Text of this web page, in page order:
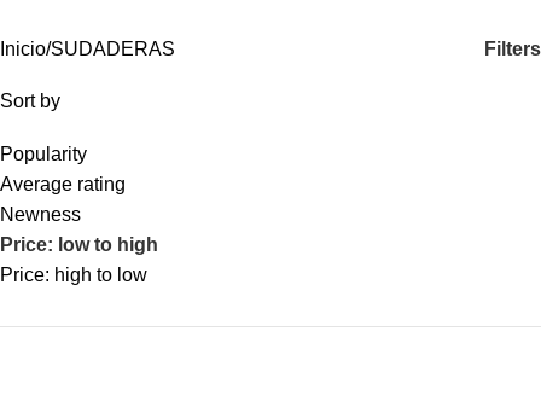
Inicio SUDADERAS Filters
Sort by
Popularity
Average rating
Newness
Price: low to high
Price: high to low